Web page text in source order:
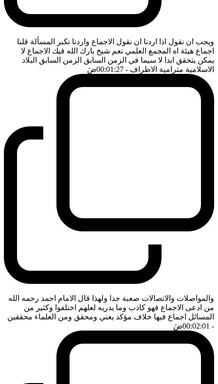
ويجب ان نقول اذا اردنا ان نقول الاجماع واردنا نكبر المسألة قلنا
اجماع هيئة اه المجمع العلمي نعم شيخ بارك الله فيك الاجماع لا
يمكن يتحقق ابدا لا سيما في الزمن السابق الزمن السابق البلاد
الاسلامية مترامية الاطراف - 00:01:27 ضَ
والمواصلات والاتصالات صعبة جدا ولهذا قال الامام احمد رحمه الله
من ادعى الاجماع فهو كاذب وما يدريه لعلهم اختلفوا وكثير من
المسائل اجماع فيها خلاف مؤكد يعني ومحقق ومن العلماء محققين
- 00:02:01
ضَ